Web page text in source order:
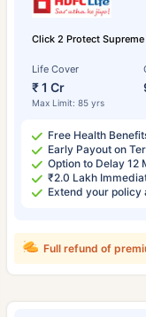
Click 2 Protect
Life Cover
₹ 1 Cr
Max Limit: 85 yrs
Free Health
Early Payout on
Option to Delay 12
₹2.0 Lakh
Extend your policy
Full refund of